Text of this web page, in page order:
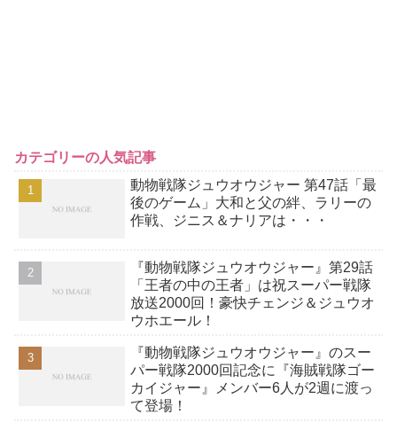
カテゴリーの人気記事
動物戦隊ジュウオウジャー 第47話「最
後のゲーム」大和と父の絆、ラリーの
作戦、ジニス＆ナリアは・・・
『動物戦隊ジュウオウジャー』第29話
「王者の中の王者」は祝スーパー戦隊
放送2000回！豪快チェンジ＆ジュウオ
ウホエール！
『動物戦隊ジュウオウジャー』のスー
パー戦隊2000回記念に『海賊戦隊ゴー
カイジャー』メンバー6人が2週に渡っ
て登場！